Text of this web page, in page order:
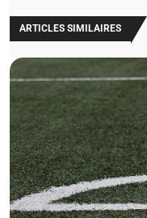
ARTICLES SIMILAIRES